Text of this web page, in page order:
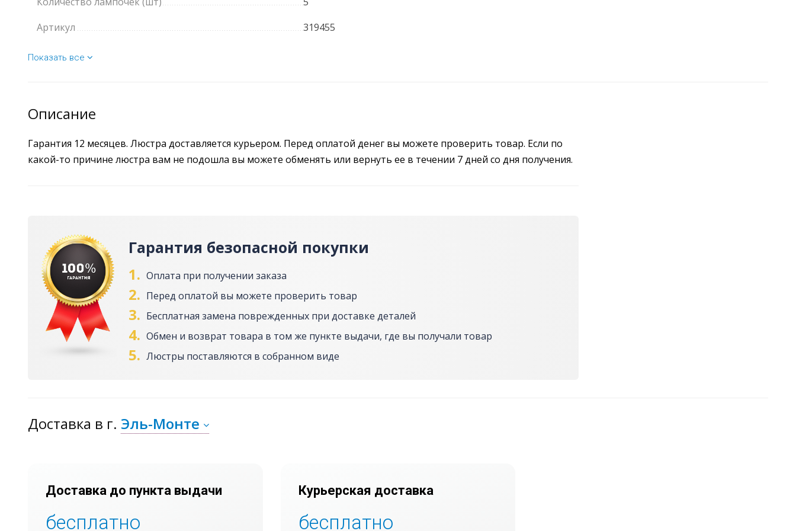
Артикул
319455
Показать все
Описание
Гарантия 12 месяцев. Люстра доставляется курьером. Перед оплатой денег вы можете проверить товар. Если по
какой-то причине люстра вам не подошла вы можете обменять или вернуть ее в течении 7 дней со дня получения.
Гарантия безопасной покупки
1. Оплата при получении заказа
2. Перед оплатой вы можете проверить товар
3. Бесплатная замена поврежденных при доставке деталей
4. Обмен и возврат товара в том же пункте выдачи, где вы получали товар
5. Люстры поставляются в собранном виде
Доставка в г. Эль-Монте
Доставка до пункта выдачи
бесплатно
Курьерская доставка
бесплатно